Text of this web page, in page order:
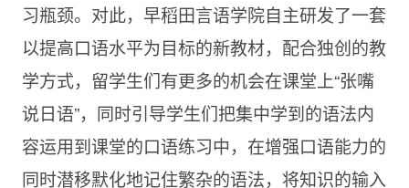
习瓶颈。对此，早稻田言语学院自主研发了一套
以提高口语水平为目标的新教材，配合独创的教
学方式，留学生们有更多的机会在课堂上“张嘴
说日语”，同时引导学生们把集中学到的语法内
容运用到课堂的口语练习中，在增强口语能力的
同时潜移默化地记住繁杂的语法，将知识的输入